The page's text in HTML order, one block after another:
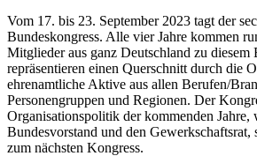
Vom 17. bis 23. September 2023 tagt der
Bundeskongress. Alle vier Jahre kommen
Mitglieder aus ganz Deutschland zu diesem
repräsentieren einen Querschnitt durch die
ehrenamtliche Aktive aus allen Berufen/
Personengruppen und Regionen. Der
Organisationspolitik der kommenden Jahre,
Bundesvorstand und den Gewerkschaftsrat,
zum nächsten Kongress.